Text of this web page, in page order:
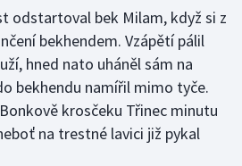
odstartoval bek Milam, když si z
bekhendem. Vzápětí pálil
hned nato uháněl sám na
bekhendu namířil mimo tyče.
krosčeku Třinec minutu
na trestné lavici již pykal